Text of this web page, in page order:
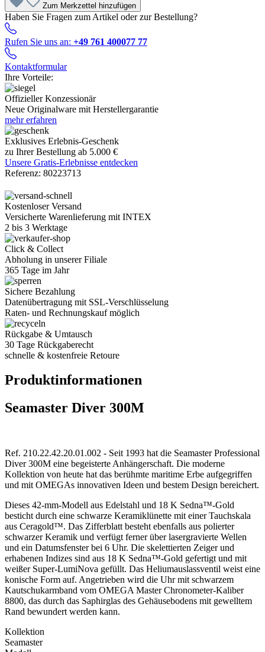
Zum Merkzettel hinzufügen
Haben Sie Fragen zum Artikel oder zur Bestellung?
Rufen Sie uns an: +49 761 400077 77
Kontaktformular
Ihre Vorteile:
Offizieller Konzessionär
Neue Originalware mit Herstellergarantie
mehr erfahren
Exklusives Erlebnis-Geschenk
zu Ihrer Bestellung ab 5.000 €
Unsere Gratis-Erlebnisse entdecken
Referenz: 80223713
Kostenloser Versand
Versicherte Warenlieferung mit INTEX
2 bis 3 Werktage
Click & Collect
Abholung in unserer Filiale
365 Tage im Jahr
Sichere Bezahlung
Datenübertragung mit SSL-Verschlüsselung
Raten- und Rechnungskauf möglich
Rückgabe & Umtausch
30 Tage Rückgaberecht
schnelle & kostenfreie Retoure
Produktinformationen
Seamaster Diver 300M
Ref. 210.22.42.20.01.002 - Seit 1993 hat die Seamaster Professional
Diver 300M eine begeisterte Anhängerschaft. Die moderne
Kollektion von heute hat das berühmte maritime Erbe aufgegriffen
und mit OMEGAs innovativen Ideen und bestem Design bereichert.
Dieses 42-mm-Modell aus Edelstahl und 18 K Sedna™-Gold
besticht durch eine schwarze Keramiklünette mit einer Tauchskala
aus Ceragold™. Das Zifferblatt besteht ebenfalls aus polierter
schwarzer Keramik und verfügt ferner über lasergravierte Wellen
und ein Datumsfenster bei 6 Uhr. Die skelettierten Zeiger und
erhabenen Indizes sind aus 18 K Sedna™-Gold gefertigt und mit
weißer Super-LumiNova gefüllt. Das Heliumauslassventil weist eine
konische Form auf. Angetrieben wird die Uhr mit schwarzem
Kautschukarmband vom OMEGA Master Chronometer-Kaliber
8800, das durch das Saphirglas des Gehäusebodens mit gewelltem
Rand bewundert werden kann.
Kollektion
Seamaster